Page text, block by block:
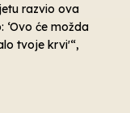
razvio ova
će možda
tvoje krvi'“,